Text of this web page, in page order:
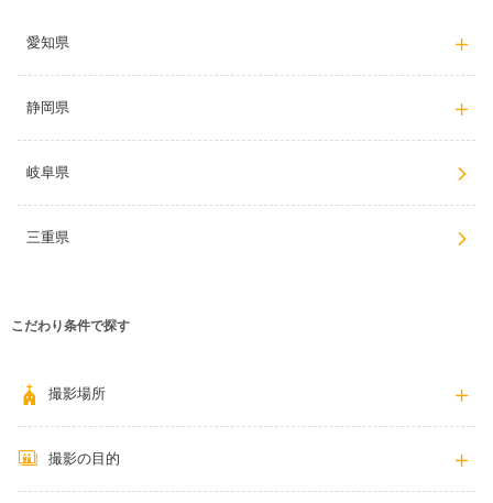
愛知県
静岡県
岐阜県
三重県
こだわり条件で探す
撮影場所
撮影の目的